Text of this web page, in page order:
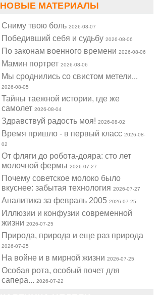
НОВЫЕ МАТЕРИАЛЫ
Cниму твою боль2026-08-07
Победивший себя и судьбу2026-08-06
По законам военного времени2026-08-06
Мамин портрет2026-08-06
Мы сроднились со свистом метели...
2026-08-05
Тайны таежной истории, где же
самолет2026-08-04
Здравствуй радость моя!2026-08-02
Время пришло - в первый класс2026-08-
02
От фляги до робота-дояра: сто лет
молочной фермы2026-07-27
Почему советское молоко было
вкуснее: забытая технология2026-07-27
Аналитика за февраль 20052026-07-25
Иллюзии и конфузии современной
жизни2026-07-25
Природа, природа и еще раз природа
2026-07-25
На войне и в мирной жизни2026-07-25
Особая рота, особый почет для
сапера...2026-07-22